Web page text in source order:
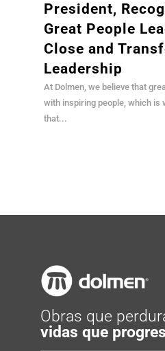
President,
Great People
Close and
Leadership
At Dolmen, we believe that
with inspiring people, which is
that...
Obras que
vidas que